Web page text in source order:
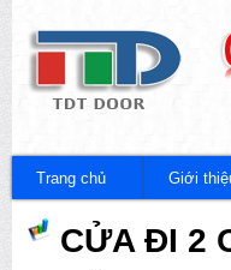
Công
ty
Trang chủ Giới
CỬA ĐI 2